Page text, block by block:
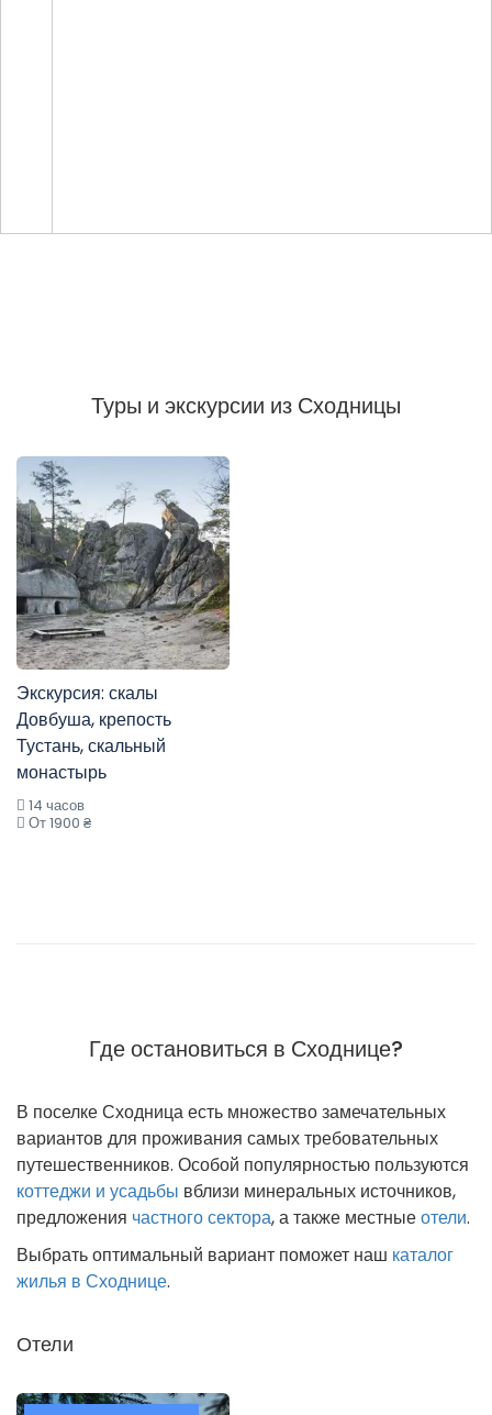
Туры и экскурсии из Сходницы
Экскурсия: скалы
Довбуша, крепость
Тустань, скальный
монастырь
14 часов
От 1900 ₴
Где остановиться в Сходнице?
В поселке Сходница есть множество замечательных
вариантов для проживания самых требовательных
путешественников. Особой популярностью пользуются
коттеджи и усадьбы вблизи минеральных источников,
предложения частного сектора, а также местныеотели.
Выбрать оптимальный вариант поможет наш каталог
жилья в Сходнице.
Отели